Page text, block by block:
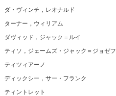
ダ・ヴィンチ，レオナルド
ターナー，ウィリアム
ダヴィッド，ジャック＝ルイ
ティソ，ジェームズ・ジャック＝ジョゼフ
ティツィアーノ
ディックシー，サー・フランク
ティントレット